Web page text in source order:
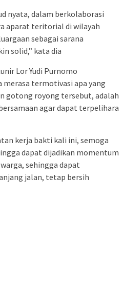
nyata, dalam berkolaborasi
aparat teritorial di wilayah
sebagai sarana
solid,” kata dia
Lor Yudi Purnomo
merasa termotivasi apa yang
gotong royong tersebut, adalah
agar dapat terpelihara
kerja bakti kali ini, semoga
dapat dijadikan momentum
sehingga dapat
jalan, tetap bersih